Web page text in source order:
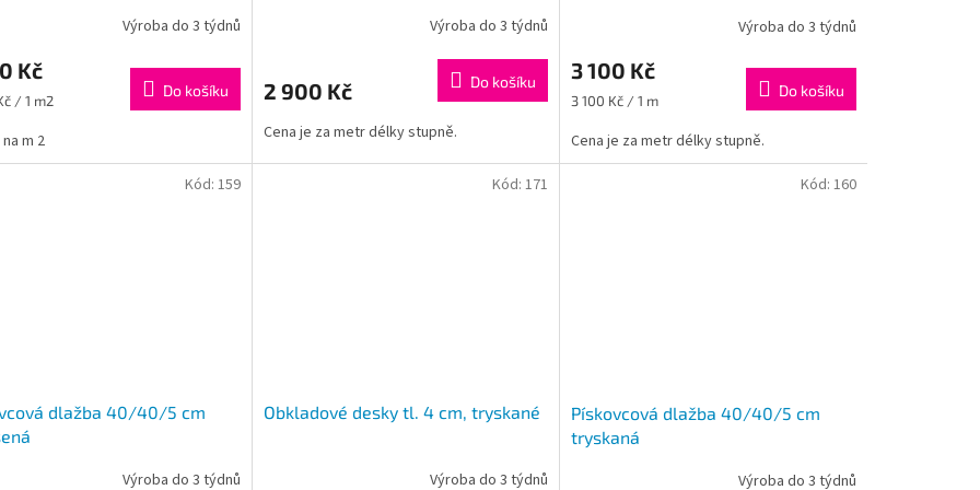
Výroba do 3 týdnů
Kč
/ 1 m2
Do košíku
m 2
Výroba do 3 týdnů
2 900 Kč Do košíku
Cena je za metr délky stupně.
Výroba do 3 týdnů
3 100 Kč
Měrná
3 100 Kč / 1 m
Do košíku
Cena je za metr délky stupně.
dlažba 40/40/5 cm
Výroba do 3 týdnů
Kód: 159
Obkladové desky tl. 4 cm, tryskané
Výroba do 3 týdnů
Kód: 171
Pískovcová dlažba 40/40/5 cm
tryskaná
Výroba do 3 týdnů
Kód: 160